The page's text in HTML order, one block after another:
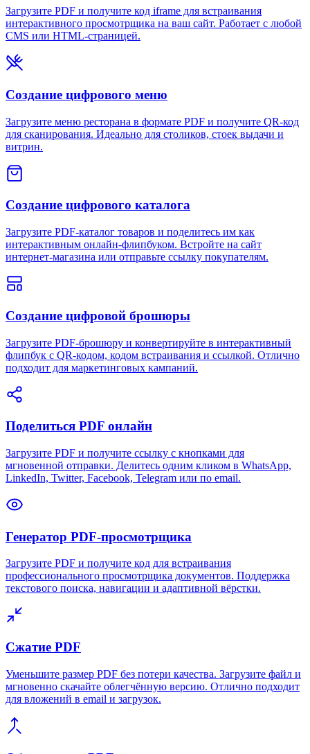
Загрузите PDF и получите код iframe для встраивания
интерактивного просмотрщика на ваш сайт. Работает с любой
CMS или HTML-страницей.
Создание цифрового меню
Загрузите меню ресторана в формате PDF и получите QR-код
для сканирования. Идеально для столиков, стоек выдачи и
витрин.
Создание цифрового каталога
Загрузите PDF-каталог товаров и поделитесь им как
интерактивным онлайн-флипбуком. Встройте на сайт
интернет-магазина или отправьте ссылку покупателям.
Создание цифровой брошюры
Загрузите PDF-брошюру и конвертируйте в интерактивный
флипбук с QR-кодом, кодом встраивания и ссылкой. Отлично
подходит для маркетинговых кампаний.
Поделиться PDF онлайн
Загрузите PDF и получите ссылку с кнопками для
мгновенной отправки. Делитесь одним кликом в WhatsApp,
LinkedIn, Twitter, Facebook, Telegram или по email.
Генератор PDF-просмотрщика
Загрузите PDF и получите код для встраивания
профессионального просмотрщика документов. Поддержка
текстового поиска, навигации и адаптивной вёрстки.
Сжатие PDF
Уменьшите размер PDF без потери качества. Загрузите файл и
мгновенно скачайте облегчённую версию. Отлично подходит
для вложений в email и загрузок.